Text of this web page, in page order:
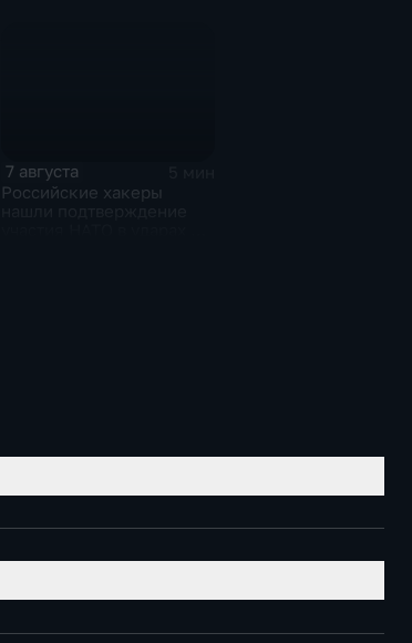
7 августа
Российские хакеры